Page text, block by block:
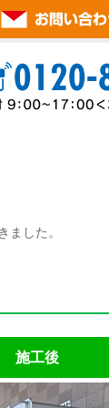
ました。
施工後